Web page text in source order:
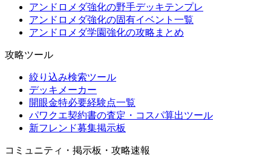
アンドロメダ強化の野手デッキテンプレ
アンドロメダ強化の固有イベント一覧
アンドロメダ学園強化の攻略まとめ
攻略ツール
絞り込み検索ツール
デッキメーカー
開眼金特必要経験点一覧
パワクエ契約書の査定・コスパ算出ツール
新フレンド募集掲示板
コミュニティ・掲示板・攻略速報